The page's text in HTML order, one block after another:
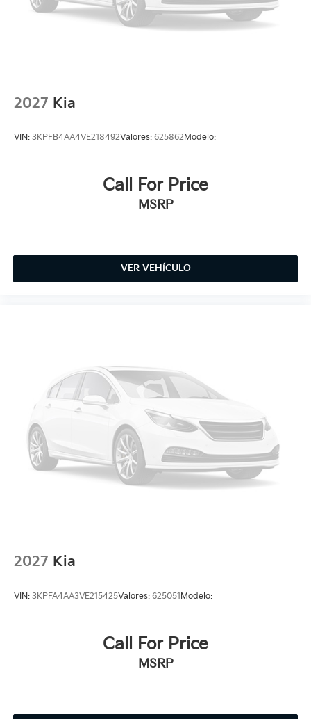
2027 Kia
VIN: 3KPFB4AA4VE218492Valores: 625862 Modelo:
Call For Price
MSRP
VER VEHÍCULO
2027 Kia
VIN: 3KPFA4AA3VE215425Valores: 625051 Modelo:
Call For Price
MSRP